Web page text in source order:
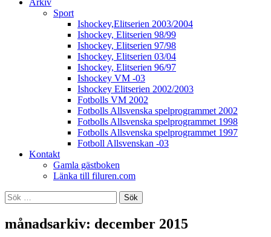
Sport
Ishockey,Elitserien 2003/2004
Ishockey, Elitserien 98/99
Ishockey, Elitserien 97/98
Ishockey, Elitserien 03/04
Ishockey, Elitserien 96/97
Ishockey VM -03
Ishockey Elitserien 2002/2003
Fotbolls VM 2002
Fotbolls Allsvenska spelprogrammet 2002
Fotbolls Allsvenska spelprogrammet 1998
Fotbolls Allsvenska spelprogrammet 1997
Fotboll Allsvenskan -03
Kontakt
Gamla gästboken
Länka till filuren.com
Sök
efter:
månadsarkiv: december 2015